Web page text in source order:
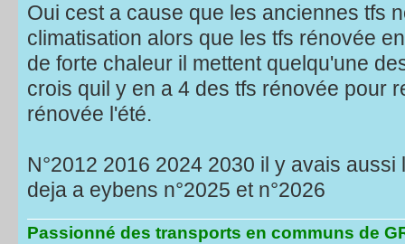
Oui cest a cause que les anciennes tfs
climatisation alors que les tfs rénovée
de forte chaleur il mettent quelqu'une
crois quil y en a 4 des tfs rénovée pour
rénovée l'été.
N°2012 2016 2024 2030 il y avais
deja a eybens n°2025 et n°2026
Passionné des transports en communs de